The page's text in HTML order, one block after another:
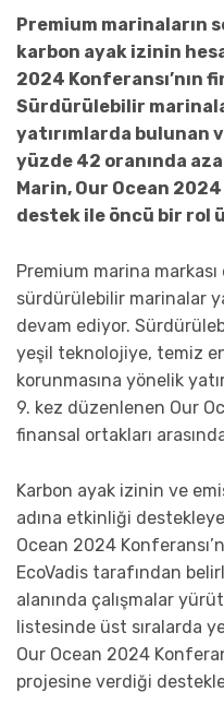
Premium marinaların
karbon ayak izinin
2024 Konferansı’nın
Sürdürülebilir
yatırımlarda bulunan
yüzde 42 oranında
Marin, Our Ocean
destek ile öncü bir rol
Premium marina
sürdürülebilir marinalar
devam ediyor.
yeşil teknolojiye, temiz
korunmasına yönelik
9. kez düzenlenen Our
finansal ortakları
Karbon ayak izinin ve
adına etkinliği
Ocean 2024
EcoVadis tarafından
alanında çalışmalar
listesinde üst sıralarda
Our Ocean 2024
projesine verdiği